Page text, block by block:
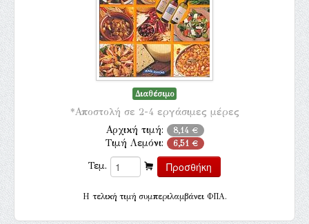
Διαθέσιμο
*Αποστολή σε 2-4 εργάσιμες μέρες
Αρχική τιμή: 8,14 €
Τιμή Λεμόνι: 6,51 €
Τεμ.
H τελική τιμή συμπεριλαμβάνει ΦΠΑ.